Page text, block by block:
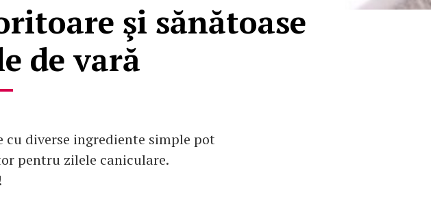
şi sănătoase
de vară
cu diverse ingrediente simple pot
pentru zilele caniculare.